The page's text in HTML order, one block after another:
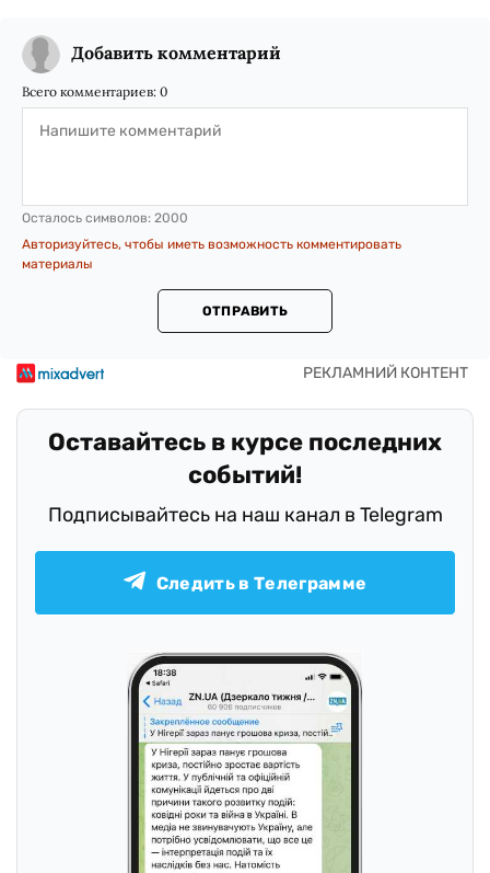
Добавить комментарий
Всего комментариев: 0
Осталось символов: 2000
Авторизуйтесь, чтобы иметь возможность комментировать
материалы
ОТПРАВИТЬ
Оставайтесь в курсе последних
событий!
Подписывайтесь на наш канал в Telegram
Следить в Телеграмме